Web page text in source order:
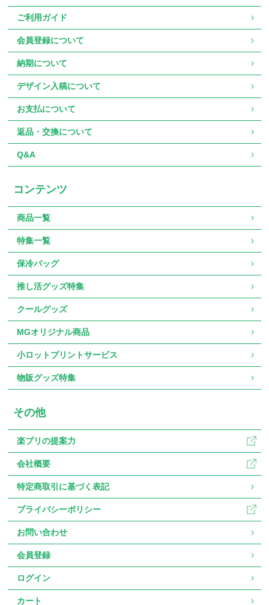
ご利用ガイド
会員登録について
納期について
デザイン入稿について
お支払について
返品・交換について
Q&A
コンテンツ
商品一覧
特集一覧
保冷バッグ
推し活グッズ特集
クールグッズ
MGオリジナル商品
小ロットプリントサービス
物販グッズ特集
その他
楽プリの提案力
会社概要
特定商取引に基づく表記
プライバシーポリシー
お問い合わせ
会員登録
ログイン
カート